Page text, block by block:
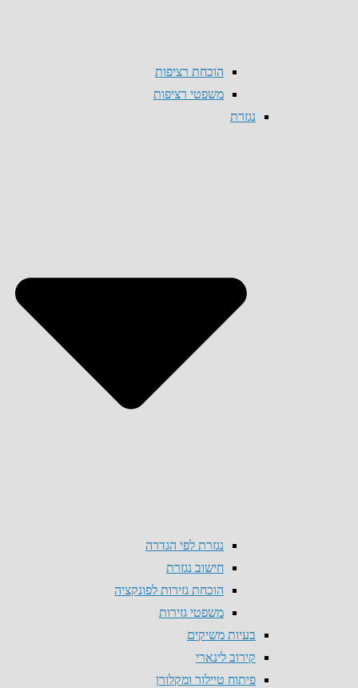
הוכחת רציפות
משפטי רציפות
נגזרת
נגזרת לפי הגדרה
חישוב נגזרת
הוכחת גזירות לפונקציה
משפטי גזירות
בעיות משיקים
קירוב לינארי
פיתוח טיילור ומקלורן